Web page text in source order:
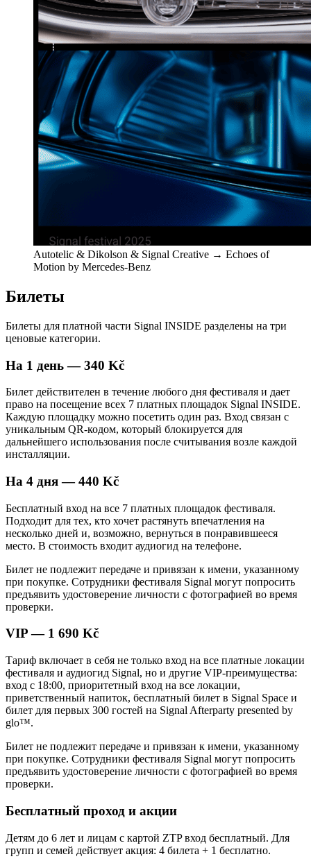
Autotelic & Dikolson & Signal Creative → Echoes of
Motion by Mercedes-Benz
Билеты
Билеты для платной части Signal INSIDE разделены на три
ценовые категории.
На 1 день — 340 Kč
Билет действителен в течение любого дня фестиваля и дает
право на посещение всех 7 платных площадок Signal INSIDE.
Каждую площадку можно посетить один раз. Вход связан с
уникальным QR-кодом, который блокируется для
дальнейшего использования после считывания возле каждой
инсталляции.
На 4 дня — 440 Kč
Бесплатный вход на все 7 платных площадок фестиваля.
Подходит для тех, кто хочет растянуть впечатления на
несколько дней и, возможно, вернуться в понравившееся
место. В стоимость входит аудиогид на телефоне.
Билет не подлежит передаче и привязан к имени, указанному
при покупке. Сотрудники фестиваля Signal могут попросить
предъявить удостоверение личности с фотографией во время
проверки.
VIP — 1 690 Kč
Тариф включает в себя не только вход на все платные локации
фестиваля и аудиогид Signal, но и другие VIP-преимущества:
вход с 18:00, приоритетный вход на все локации,
приветственный напиток, бесплатный билет в Signal Space и
билет для первых 300 гостей на Signal Afterparty presented by
glo™.
Билет не подлежит передаче и привязан к имени, указанному
при покупке. Сотрудники фестиваля Signal могут попросить
предъявить удостоверение личности с фотографией во время
проверки.
Бесплатный проход и акции
Детям до 6 лет и лицам с картой ZTP вход бесплатный. Для
групп и семей действует акция: 4 билета + 1 бесплатно.